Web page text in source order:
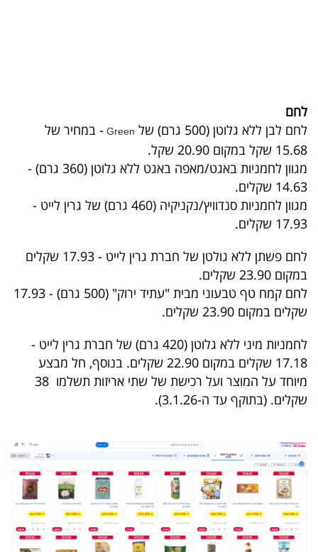
המילון
הכלכלי
פודקאסט
40
UNDER
40
שיתופי
דרושים
מייל
אדום
לחם
לחם לבן ללא גלוטן (500 גרם) של
Green - במחיר של
15.68 שקל במקום 20.90 שקל.
מגוון לחמניות באגט/מאפה באגט ללא גלוטן (360 גרם) -
14.63 שקלים.
מגוון לחמניות סנדוויץ/נקניקיה (460 גרם) של גרין לייט -
17.93 שקלים.
לחם פשתן ללא גולטן של חברת גרין לייט - 17.93 שקלים
במקום 23.90 שקלים.
לחם קמח טף טבעוני מבית "עתיד ירוק" (500 גרם) - 17.93
שקלים במקום 23.90 שקלים.
לחמניות מיני ללא גלוטן (420 גרם) של חברת גרין לייט -
17.18 שקלים במקום 22.90 שקלים. בנוסף, חל מבצע
מיוחד על המוצר ועל רכישת של שתי אריזות תשלמו 38
שקלים. (בתוקף עד ה-3.1.26).